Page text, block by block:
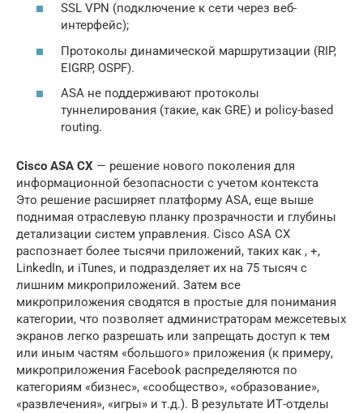
SSL VPN (подключение к сети через веб-
интерфейс);
Протоколы динамической маршрутизации (RIP,
EIGRP, OSPF).
ASA не поддерживают протоколы
туннелирования (такие, как GRE) и policy-based
routing.
Cisco ASA CX — решение нового поколения для
информационной безопасности с учетом контекста
Это решение расширяет платформу ASA, еще выше
поднимая отраслевую планку прозрачности и глубины
детализации систем управления. Cisco ASA CX
распознает более тысячи приложений, таких как , +,
LinkedIn, и iTunes, и подразделяет их на 75 тысяч с
лишним микроприложений. Затем все
микроприложения сводятся в простые для понимания
категории, что позволяет администраторам межсетевых
экранов легко разрешать или запрещать доступ к тем
или иным частям «большого» приложения (к примеру,
микроприложения Facebook распределяются по
категориям «бизнес», «сообщество», «образование»,
«развлечения», «игры» и т.д.). В результате ИТ-отделы